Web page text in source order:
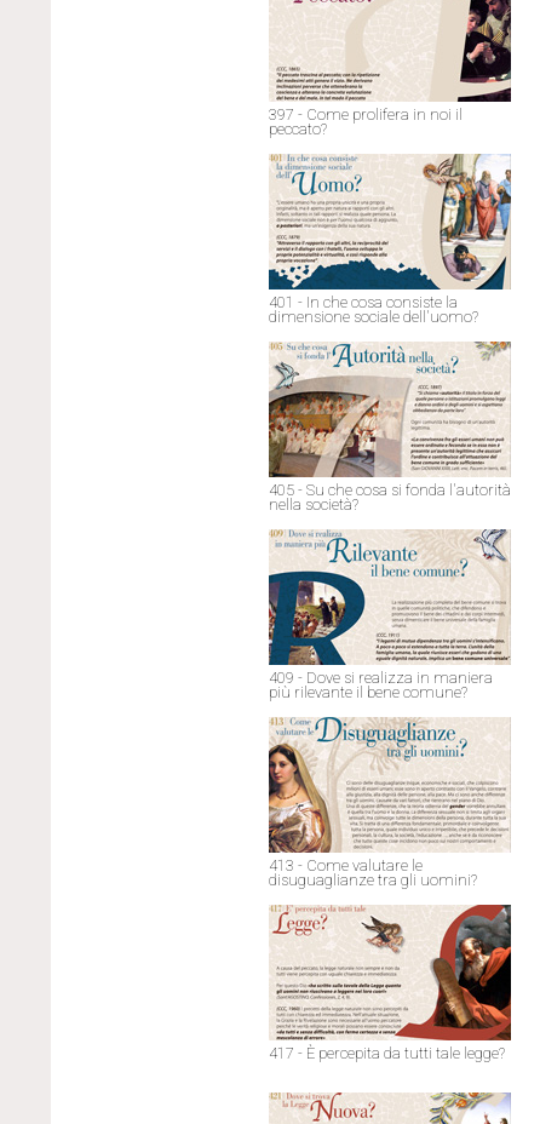
397 - Come prolifera in noi il
peccato?
401 - In che cosa consiste la
dimensione sociale dell'uomo?
405 - Su che cosa si fonda l'autorità
nella società?
409 - Dove si realizza in maniera
più rilevante il bene comune?
413 - Come valutare le
disuguaglianze tra gli uomini?
417 - È percepita da tutti tale legge?